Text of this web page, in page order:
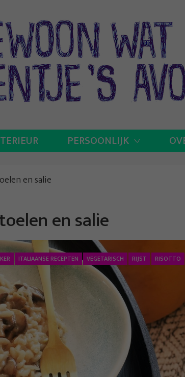
PERSOONLIJK
en salie
en salie
ITALIAANSE RECEPTEN VEGETARISCH RIJST
RISOTTO